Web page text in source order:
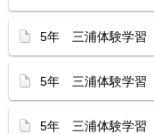
5年 三浦体験学
5年 三浦体験学
5年 三浦体験学